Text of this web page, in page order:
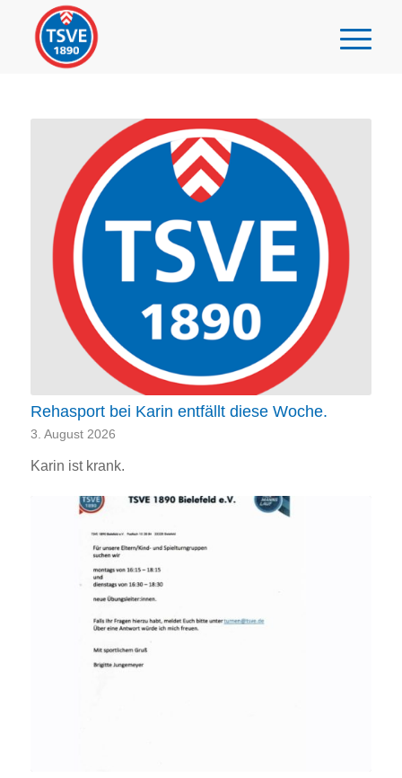
Rehasport bei Karin entfällt diese Woche.
3. August 2026
Karin ist krank.